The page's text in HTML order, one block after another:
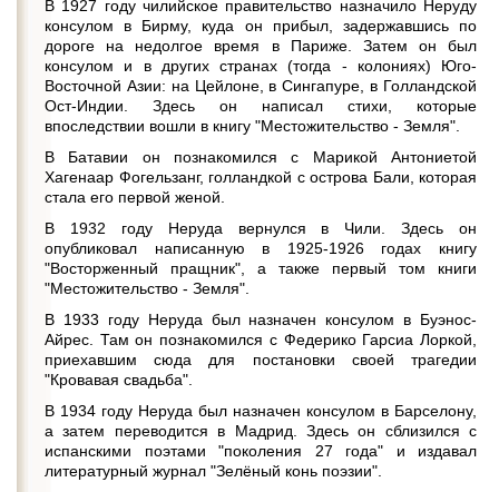
В 1927 году чилийское правительство назначило Неруду
консулом в Бирму, куда он прибыл, задержавшись по
дороге на недолгое время в Париже. Затем он был
консулом и в других странах (тогда - колониях) Юго-
Восточной Азии: на Цейлоне, в Сингапуре, в Голландской
Ост-Индии. Здесь он написал стихи, которые
впоследствии вошли в книгу "Местожительство - Земля".
В Батавии он познакомился с Марикой Антониетой
Хагенаар Фогельзанг, голландкой с острова Бали, которая
стала его первой женой.
В 1932 году Неруда вернулся в Чили. Здесь он
опубликовал написанную в 1925-1926 годах книгу
"Восторженный пращник", а также первый том книги
"Местожительство - Земля".
В 1933 году Неруда был назначен консулом в Буэнос-
Айрес. Там он познакомился с Федерико Гарсиа Лоркой,
приехавшим сюда для постановки своей трагедии
"Кровавая свадьба".
В 1934 году Неруда был назначен консулом в Барселону,
а затем переводится в Мадрид. Здесь он сблизился с
испанскими поэтами "поколения 27 года" и издавал
литературный журнал "Зелёный конь поэзии".